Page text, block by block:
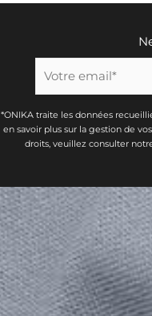
*ONIKA traite les données
en savoir plus sur la gestion de
droits, veuillez consulter